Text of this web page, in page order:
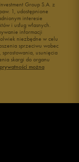
Group S.A. z
1, udostępnione
interesie
i usług własnych.
informacji
niezbędne w celu
sprzeciwu wobec
usunięcia
skargi do organu
można